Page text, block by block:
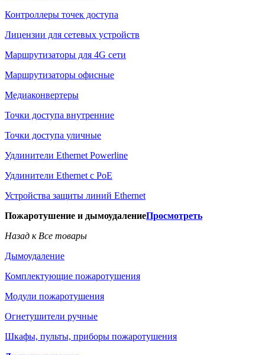
Контроллеры точек доступа
Лицензии для сетевых устройств
Маршрутизаторы для 4G сети
Маршрутизаторы офисные
Медиаконвертеры
Точки доступа внутренние
Точки доступа уличные
Удлинители Ethernet Powerline
Удлинители Ethernet с PoE
Устройства защиты линий Ethernet
Пожаротушение и дымоудалениеПросмотреть
Назад к Все товары
Дымоудаление
Комплектующие пожаротушения
Модули пожаротушения
Огнетушители ручные
Шкафы, пульты, приборы пожаротушения